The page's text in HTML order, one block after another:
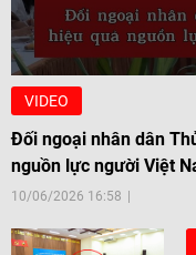
VIDEO
Đối ngoại nhân dân
nguồn lực người Việt
10/06/2026 16:58